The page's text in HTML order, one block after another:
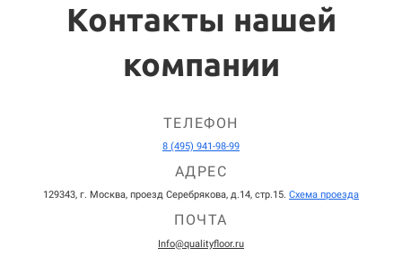
Контакты нашей
компании
ТЕЛЕФОН
8 (495) 941-98-99
АДРЕС
129343, г. Москва, проезд Серебрякова, д.14, стр.15. Схема проезда
ПОЧТА
Info@qualityfloor.ru